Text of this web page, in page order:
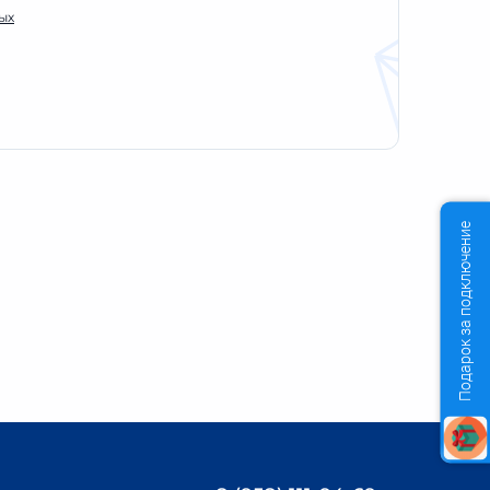
Подарок за подключение